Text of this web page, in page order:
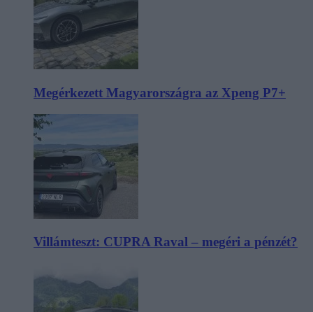
Megérkezett Magyarországra az Xpeng P7+
Villámteszt: CUPRA Raval – megéri a pénzét?